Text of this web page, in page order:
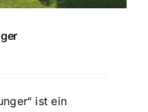
ist ein